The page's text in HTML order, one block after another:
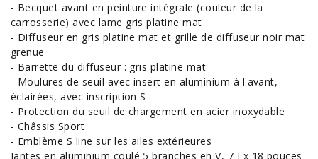
- Becquet avant en peinture intégrale (couleur de la
carrosserie) avec lame gris platine mat
- Diffuseur en gris platine mat et grille de diffuseur noir mat
grenue
- Barrette du diffuseur : gris platine mat
- Moulures de seuil avec insert en aluminium à l'avant,
éclairées, avec inscription S
- Protection du seuil de chargement en acier inoxydable
- Châssis Sport
- Emblème S line sur les ailes extérieures
Jantes en aluminium coulé 5 branches en V, 7 J x 18 pouces